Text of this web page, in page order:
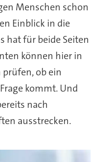
Menschen schon
Einblick in die
hat für beide Seiten
können hier in
ob ein
kommt. Und
nach
ausstrecken.